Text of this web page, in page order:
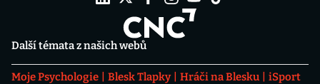
Další témata z našich webů
Moje Psychologie Blesk Tlapky Hráči na Blesku
iSport